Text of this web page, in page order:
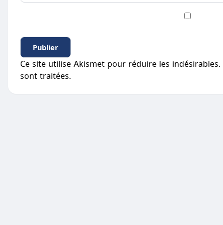
Ce site utilise Akismet pour réduire les indésirables.
sont traitées.